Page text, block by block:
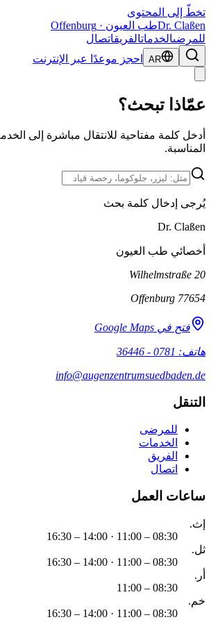
تخطّ إلى المحتوى
Dr. Claßenطب العيون · Offenburg
للمرضىالخدماتالفريقاتصال
AR احجز موعدًا عبر الإنترنت
عمّاذا تبحث؟
أدخل كلمة مفتاحية للانتقال مباشرة إلى
المناسبة.
يُرجى إدخال كلمة بحث
Dr. Claßen
أخصائي طب العيون
Wilhelmstraße 20
77654
Offenburg
فتح في Google Maps
هاتف: 0781 - 36446
info@augenzentrumsuedbaden.de
التنقل
للمرضى
الخدمات
الفريق
اتصال
ساعات العمل
إث.
08:30 – 11:00 · 14:00 – 16:30
ثل.
08:30 – 11:00 · 14:00 – 16:30
أر.
08:30 – 11:00
خم.
08:30 – 11:00 · 14:00 – 16:30